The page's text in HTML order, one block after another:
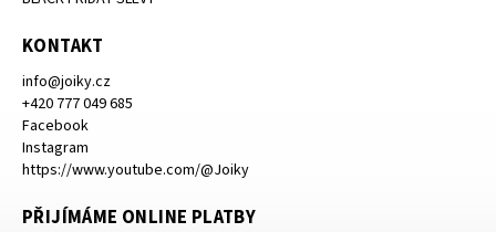
KONTAKT
info@joiky.cz
+420 777 049 685
Facebook
Instagram
https://www.youtube.com/@Joiky
PŘIJÍMÁME ONLINE PLATBY